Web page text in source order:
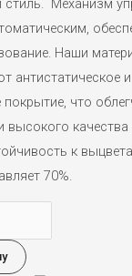
стиль. Механизм
Наши
антистатическое и
что
высокого
к
70%.